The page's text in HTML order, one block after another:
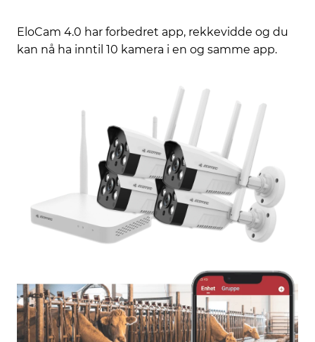
EloCam 4.0 har forbedret app, rekkevidde og du
kan nå ha inntil 10 kamera i en og samme app.